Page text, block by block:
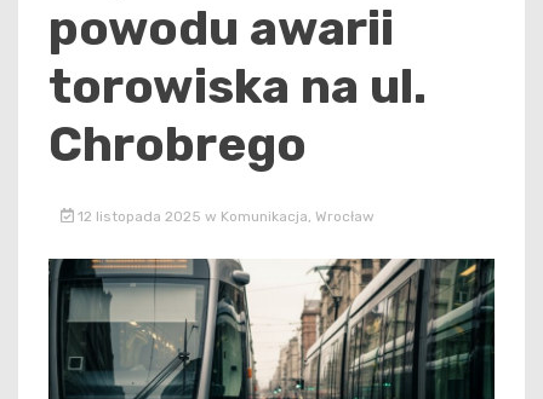
powodu awarii
torowiska na ul.
Chrobrego
12 listopada 2025 w Komunikacja Wrocław